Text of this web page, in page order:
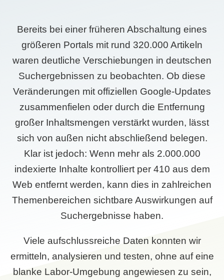
Bereits bei einer früheren Abschaltung eines
größeren Portals mit rund 320.000 Artikeln
waren deutliche Verschiebungen in deutschen
Suchergebnissen zu beobachten. Ob diese
Veränderungen mit offiziellen Google-Updates
zusammenfielen oder durch die Entfernung
großer Inhaltsmengen verstärkt wurden, lässt
sich von außen nicht abschließend belegen.
Klar ist jedoch: Wenn mehr als 2.000.000
indexierte Inhalte kontrolliert per 410 aus dem
Web entfernt werden, kann dies in zahlreichen
Themenbereichen sichtbare Auswirkungen auf
Suchergebnisse haben.
Viele aufschlussreiche Daten konnten wir
ermitteln, analysieren und testen, ohne auf eine
blanke Labor-Umgebung angewiesen zu sein,